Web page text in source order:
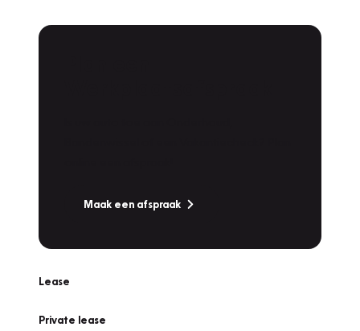
Maak een afspraak
Lease
Private lease